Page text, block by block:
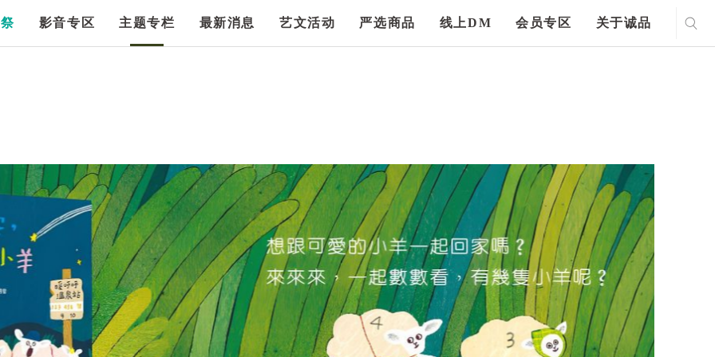
影音专区 主题专栏 最新消息 艺文活动 严选商品 线上DM 会员专区 关于诚品